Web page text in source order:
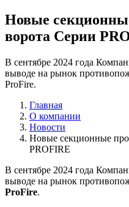
Новые
ворота Серии
В сентябре 2024 года
выводе на рынок
ProFire.
Главная
О компании
Новости
Новые секционные
PROFIRE
В сентябре 2024 года
выводе на рынок
ProFire.